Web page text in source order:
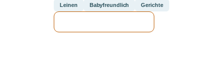
Leinen Babyfreundlich Gerichte